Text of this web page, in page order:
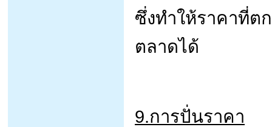
ซึ่งทำให้ราคาที่ต
ตลาดได้
9.การปั่นราคา